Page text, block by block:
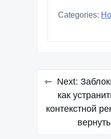
Categories:
Навигация
записям
Next:
как
контекстной